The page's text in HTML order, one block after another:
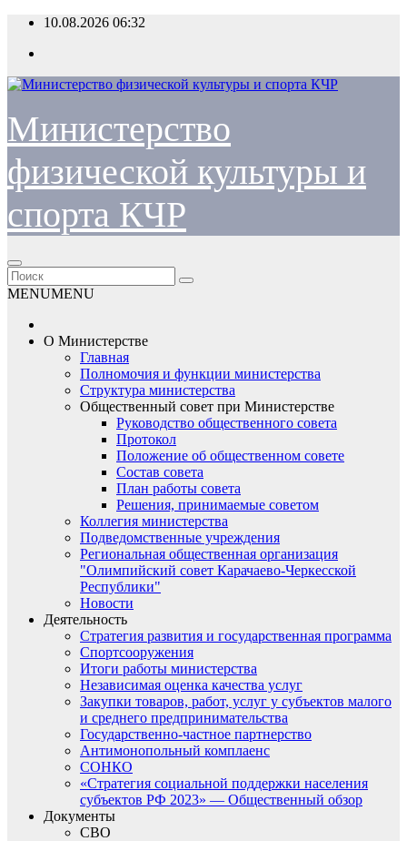
Перейти
содержимому
10.08.2026 06:32
Министерство
физической культуры и
спорта КЧР
MENUMENU
О Министерстве
Главная
Полномочия и функции министерства
Структура министерства
Общественный совет при Министерстве
Руководство общественного совета
Протокол
Положение об общественном совете
Состав совета
План работы совета
Решения, принимаемые советом
Коллегия министерства
Подведомственные учреждения
Региональная общественная организация
"Олимпийский совет Карачаево-Черкесской
Республики"
Новости
Деятельность
Стратегия развития и государственная программа
Спортсооружения
Итоги работы министерства
Независимая оценка качества услуг
Закупки товаров, работ, услуг у субъектов малого
и среднего предпринимательства
Государственно-частное партнерство
Антимонопольный комплаенс
СОНКО
«Стратегия социальной поддержки населения
субъектов РФ 2023» — Общественный обзор
Документы
СВО